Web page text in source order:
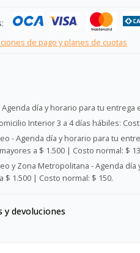
de pago y planes de cuotas
Agenda día y horario para tu entrega
Interior 3 a 4 días hábiles:
- Agenda día y horario para tu
a $ 1.500 | Costo normal: $
y Zona Metropolitana - Agenda día
$ 1.500 | Costo normal: $ 150.
y devoluciones